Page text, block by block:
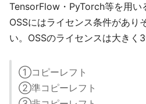
TensorFlow・PyTorch等を用い
OSSにはライセンス条件があり
い。OSSのライセンスは大きく
①コピーレフト
②準コピーレフト